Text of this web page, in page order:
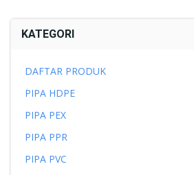
KATEGORI
DAFTAR PRODUK
PIPA HDPE
PIPA PEX
PIPA PPR
PIPA PVC